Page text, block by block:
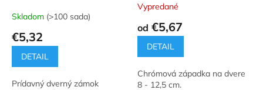
Skladom (>100 sada)
€5,32
DETAIL
Prídavný dverný zámok
Priemerné
produktu
5,0
5
hviezdičiek.
Vypredané
od €5,67
DETAIL
Chrómová západka na dvere
8 - 12,5 cm.